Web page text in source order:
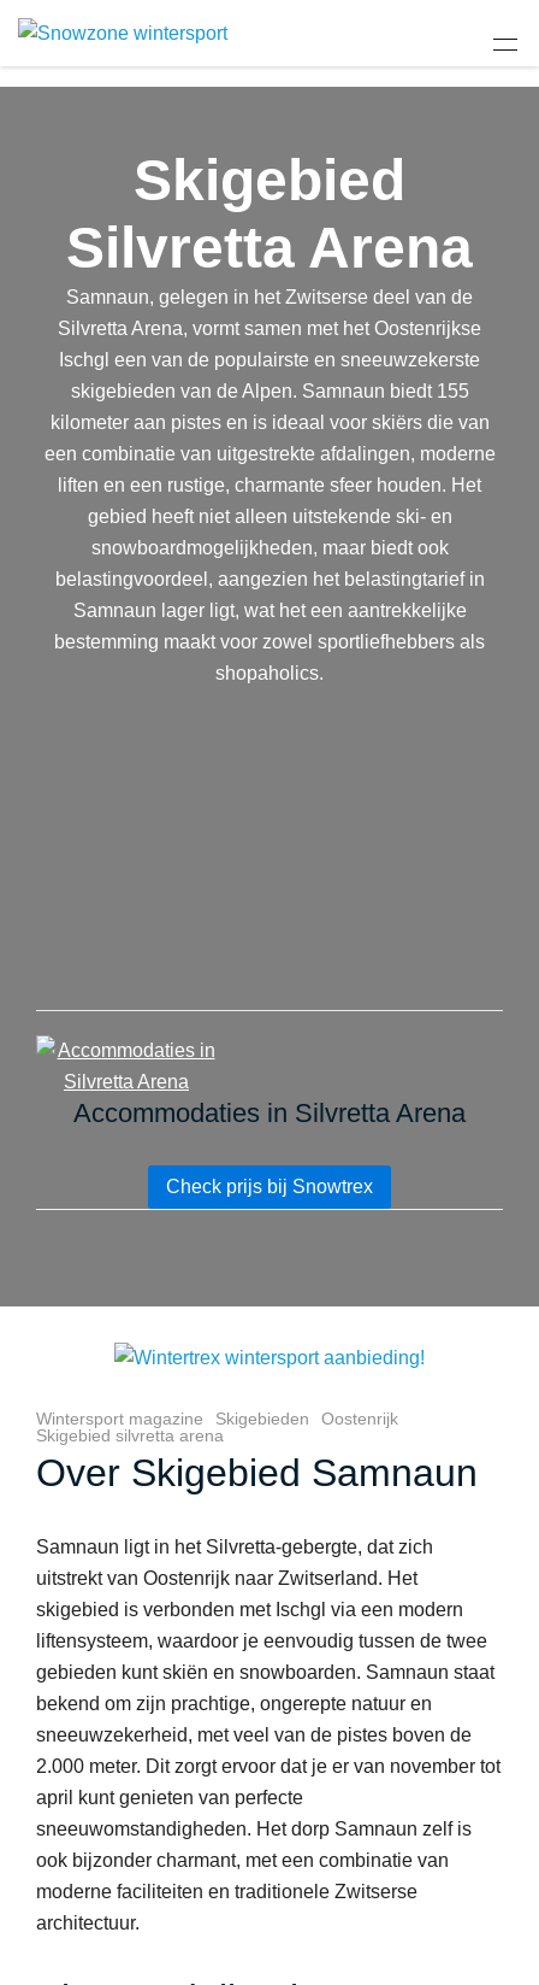
Skigebied
Silvretta Arena
Samnaun, gelegen in het Zwitserse deel van de
Silvretta Arena, vormt samen met het Oostenrijkse
Ischgl een van de populairste en sneeuwzekerste
skigebieden van de Alpen. Samnaun biedt 155
kilometer aan pistes en is ideaal voor skiërs die van
een combinatie van uitgestrekte afdalingen, moderne
liften en een rustige, charmante sfeer houden. Het
gebied heeft niet alleen uitstekende ski- en
snowboardmogelijkheden, maar biedt ook
belastingvoordeel, aangezien het belastingtarief in
Samnaun lager ligt, wat het een aantrekkelijke
bestemming maakt voor zowel sportliefhebbers als
shopaholics.
Accommodaties in Silvretta Arena
Check prijs bij Snowtrex
Wintersport magazine Skigebieden
Oostenrijk
Skigebied silvretta arena
Over Skigebied Samnaun
Samnaun ligt in het Silvretta-gebergte, dat zich
uitstrekt van Oostenrijk naar Zwitserland. Het
skigebied is verbonden met Ischgl via een modern
liftensysteem, waardoor je eenvoudig tussen de twee
gebieden kunt skiën en snowboarden. Samnaun staat
bekend om zijn prachtige, ongerepte natuur en
sneeuwzekerheid, met veel van de pistes boven de
2.000 meter. Dit zorgt ervoor dat je er van november tot
april kunt genieten van perfecte
sneeuwomstandigheden. Het dorp Samnaun zelf is
ook bijzonder charmant, met een combinatie van
moderne faciliteiten en traditionele Zwitserse
architectuur.